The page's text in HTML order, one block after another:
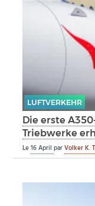
LUFTVERKEHR
Die erste
Triebwerke
Le16 AprilparVolker K.